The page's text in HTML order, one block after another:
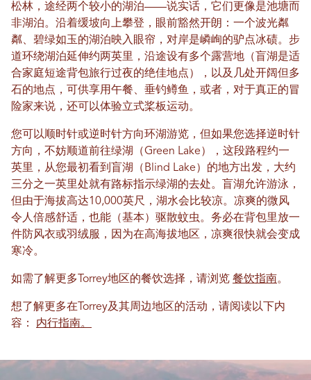
松林，途经两个较小的湖泊——说实话，它们更像是池塘而
非湖泊。沿着缓坡向上攀登，眼前豁然开朗：一个波光粼
粼、碧绿如玉的湖泊映入眼帘，对岸是嶙峋的驴点冰碛。步
道环绕湖泊延伸约两英里，沿途设有多个露营地（盲湖是适
合家庭短途背包旅行过夜的绝佳地点），以及几处开阔但多
石的地点，可供享用午餐、垂钓鳟鱼，或者，对于真正的冒
险家来说，还可以体验立式桨板运动。
您可以顺时针或逆时针方向环湖游览，但如果您选择逆时针
方向，不妨顺道前往绿湖（Green Lake），这段路程约一
英里，从您最初看到盲湖（Blind Lake）的地方出发，大约
三分之一英里处就有路标指示绿湖的去处。盲湖允许游泳，
但由于海拔高达10,000英尺，湖水会比较凉。凉爽的微风
令人倍感舒适，也能（基本）驱散蚊虫。务必在背包里放一
件防风衣或羽绒服，因为在高海拔地区，凉爽很快就会变成
寒冷。
如需了解更多Torrey地区的餐饮选择，请浏览 餐饮指南。
想了解更多在Torrey及其周边地区的活动，请阅读以下内
容：
内行指南。